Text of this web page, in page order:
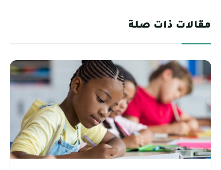
مقالات ذات صلة